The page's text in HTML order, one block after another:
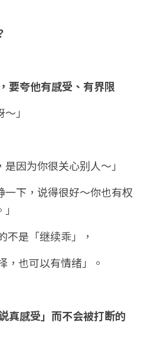
要夸他有感受、有界限
」
是因为你很关心别人～」
一下，说得很好～你也有权
不是「继续乖」，
，也可以有情绪」。
真感受」而不会被打断的